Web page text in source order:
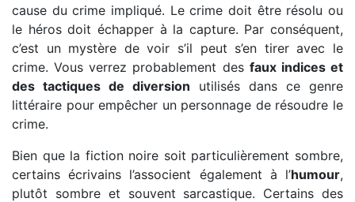
cause du crime impliqué. Le crime doit être résolu ou
le héros doit échapper à la capture. Par conséquent,
c’est un mystère de voir s’il peut s’en tirer avec le
crime. Vous verrez probablement des faux indices et
des tactiques de diversion utilisés dans ce genre
littéraire pour empêcher un personnage de résoudre le
crime.
Bien que la fiction noire soit particulièrement sombre,
certains écrivains l’associent également à l’humour,
plutôt sombre et souvent sarcastique. Certains des